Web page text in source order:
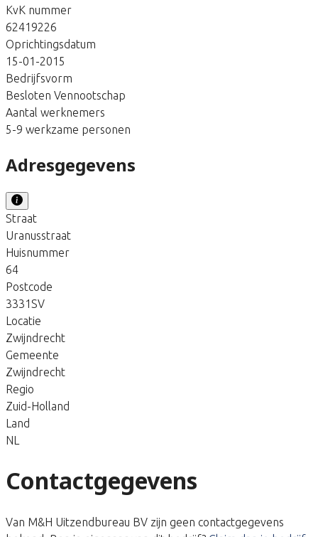
KvK nummer
62419226
Oprichtingsdatum
15-01-2015
Bedrijfsvorm
Besloten Vennootschap
Aantal werknemers
5-9 werkzame personen
Adresgegevens
Straat
Uranusstraat
Huisnummer
64
Postcode
3331SV
Locatie
Zwijndrecht
Gemeente
Zwijndrecht
Regio
Zuid-Holland
Land
NL
Contactgegevens
Van M&H Uitzendbureau BV zijn geen contactgegevens